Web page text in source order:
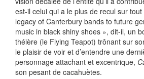
est-il celui qui a le plus de recul sur
legacy of Canterbury bands to future
music in black shiny shoes », dit-il, un
théière (le Flying Teapot) trônant sur
le plaisir de voir et d’entendre une
personnage attachant et excentrique,
son pesant de cacahuètes.